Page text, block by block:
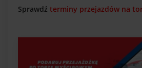
Sprawdź terminy przejazdów na